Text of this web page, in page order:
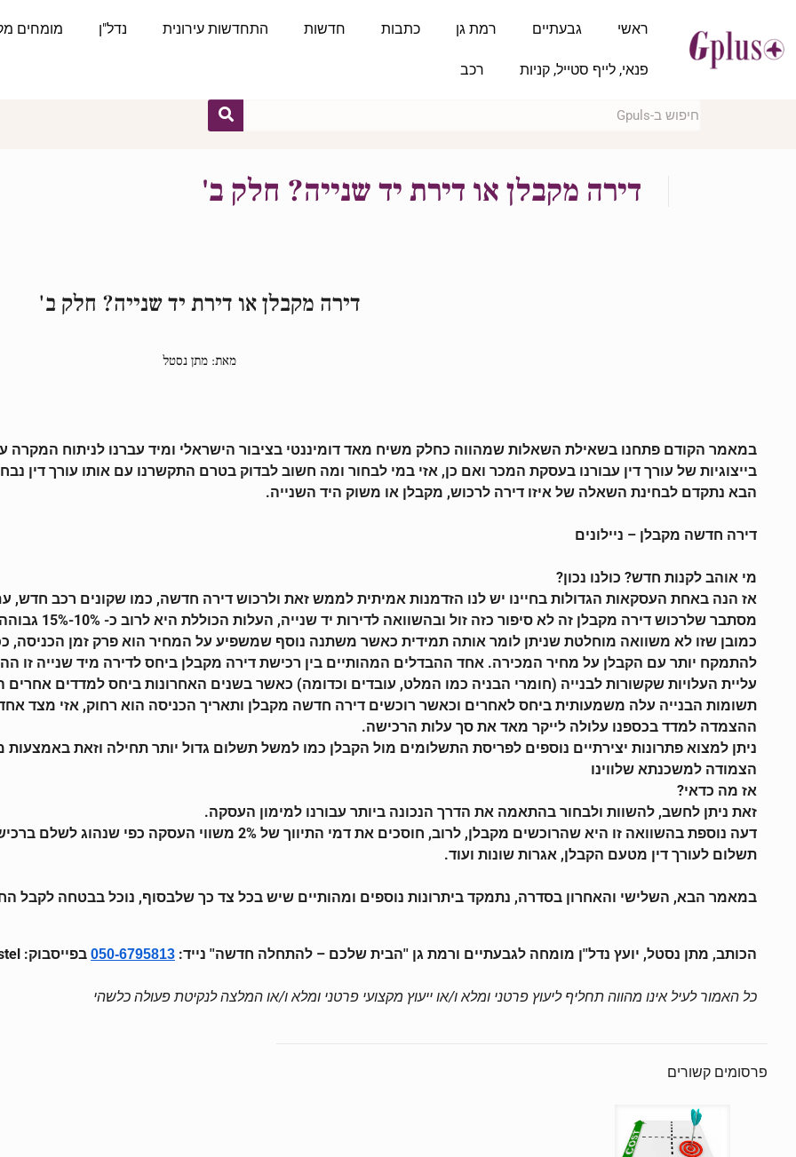
ראשי גבעתיים רמת גן כתבות חדשות התחדשות עירונית נדל"ן מומחים
פנאי, לייף סטייל, קניות רכב
דירה מקבלן או דירת יד שנייה? חלק ב'
דירה מקבלן או דירת יד שנייה? חלק ב'
מאת: מתן נסטל
במאמר הקודם פתחנו בשאילת השאלות שמהווה כחלק משיח מאד דומיננטי בציבור הישראלי ומיד עברנו לניתוח המקרה
בייצוגיות של עורך דין עבורנו בעסקת המכר ואם כן, אזי במי לבחור ומה חשוב לבדוק בטרם התקשרנו עם אותו עורך דין
הבא נתקדם לבחינת השאלה של איזו דירה לרכוש, מקבלן או משוק היד השנייה.
דירה חדשה מקבלן – ניילונים
מי אוהב לקנות חדש? כולנו נכון?
אז הנה באחת העסקאות הגדולות בחיינו יש לנו הזדמנות אמיתית לממש זאת ולרכוש דירה חדשה, כמו שקונים רכב חדש, עם
מסתבר שלרכוש דירה מקבלן זה לא סיפור כזה זול ובהשוואה לדירות יד שנייה, העלות הכוללת היא לרוב כ- 10%-15% גבוהה יותר.
כמובן שזו לא משוואה מוחלטת שניתן לומר אותה תמידית כאשר משתנה נוסף שמשפיע על המחיר הוא פרק זמן הכניסה,
להתמקח יותר עם הקבלן על מחיר המכירה. אחד ההבדלים המהותיים בין רכישת דירה מקבלן ביחס לדירה מיד שנייה
עליית העלויות שקשורות לבנייה (חומרי הבניה כמו המלט, עובדים וכדומה) כאשר בשנים האחרונות ביחס למדדים
תשומות הבנייה עלה משמעותית ביחס לאחרים וכאשר רוכשים דירה חדשה מקבלן ותאריך הכניסה הוא רחוק, אזי מצד אחד
ההצמדה למדד בכספנו עלולה לייקר מאד את סך עלות הרכישה.
ניתן למצוא פתרונות יצירתיים נוספים לפריסת התשלומים מול הקבלן כמו למשל תשלום גדול יותר תחילה וזאת
הצמודה למשכנתא שלווינו
אז מה כדאי?
זאת ניתן לחשב, להשוות ולבחור בהתאמה את הדרך הנכונה ביותר עבורנו למימון העסקה.
דעה נוספת בהשוואה זו היא שהרוכשים מקבלן, לרוב, חוסכים את דמי
תשלום לעורך דין מטעם הקבלן, אגרות שונות ועוד.
במאמר הבא, השלישי והאחרון בסדרה, נתמקד ביתרונות נוספים ומהותיים שיש בכל צד כך שלבסוף, נוכל בבטחה לקבל
הכותב, מתן נסטל, יועץ נדל''ן מומחה לגבעתיים ורמת גן ''הבית שלכם – להתחלה חדשה'' נייד: 050-6795813 בפייסבוק: Matan Nestel
כל האמור לעיל אינו מהווה תחליף ליעוץ פרטני ומלא ו/או ייעוץ מקצועי פרטני ומלא ו/או המלצה לנקיטת פעולה כלשהי
פרסומים קשורים